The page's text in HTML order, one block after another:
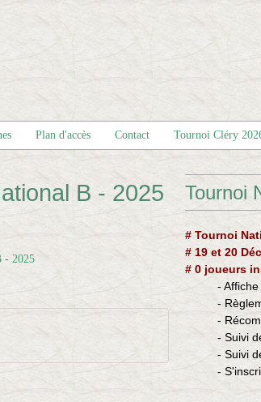
Plan d'accès Contact Tournoi Cléry
B - 2025 Tournoi
# Tournoi
# 19 et 20
# 0 joueurs
- Affiche
-
-
- Suivi
- Suivi
-